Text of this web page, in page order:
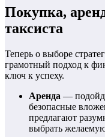
Покупка,
таксиста
Теперь о выборе
грамотный подход к
ключ к успеху.
Аренда —
безопасные
предлагают
выбрать